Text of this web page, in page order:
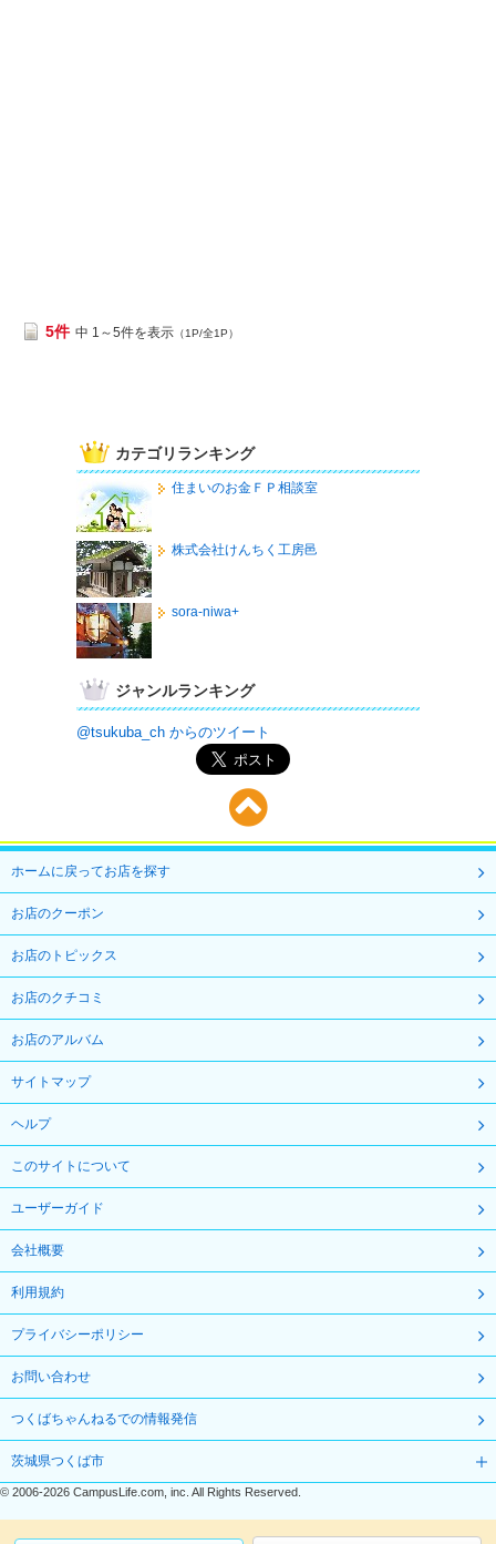
5件 中 1～5件を表示 （1P/全1P）
カテゴリランキング
住まいのお金ＦＰ相談室
株式会社けんちく工房邑
sora-niwa+
ジャンルランキング
@tsukuba_ch からのツイート
ホームに戻ってお店を探す
お店のクーポン
お店のトピックス
お店のクチコミ
お店のアルバム
サイトマップ
ヘルプ
このサイトについて
ユーザーガイド
会社概要
利用規約
プライバシーポリシー
お問い合わせ
つくばちゃんねるでの情報発信
茨城県つくば市
© 2006-2026 CampusLife.com, inc. All Rights Reserved